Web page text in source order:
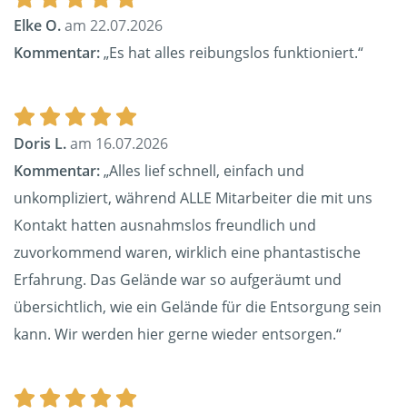
Elke O.am 22.07.2026
Kommentar:„Es hat alles reibungslos funktioniert.“
Doris L.am 16.07.2026
Kommentar:„Alles lief schnell, einfach und
unkompliziert, während ALLE Mitarbeiter die mit uns
Kontakt hatten ausnahmslos freundlich und
zuvorkommend waren, wirklich eine phantastische
Erfahrung. Das Gelände war so aufgeräumt und
übersichtlich, wie ein Gelände für die Entsorgung sein
kann. Wir werden hier gerne wieder entsorgen.“